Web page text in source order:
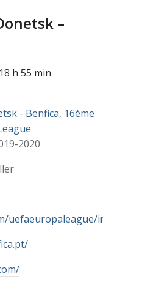
–
h 55 min
2020
uefaeuropaleague/index.html